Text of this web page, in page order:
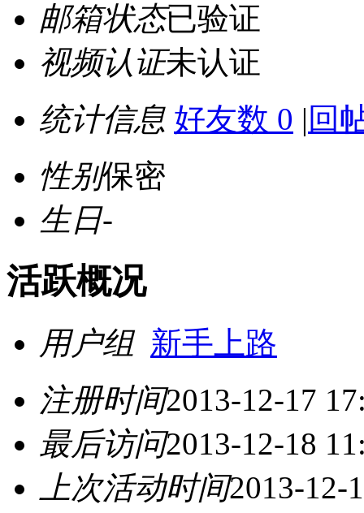
邮箱状态已验证
视频认证未认证
统计信息 好友数 0 | 回
性别保密
生日-
活跃概况
用户组 新手上路
注册时间2013-12-17
最后访问2013-12-18
上次活动时间2013-12-